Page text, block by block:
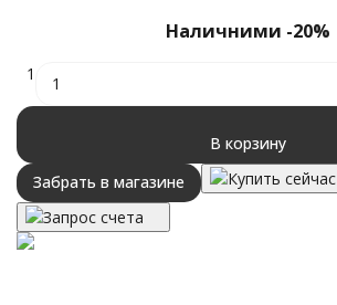
Наличними -20%
1
В корзину
Забрать в магазине
Купить сейчас
Запрос счета